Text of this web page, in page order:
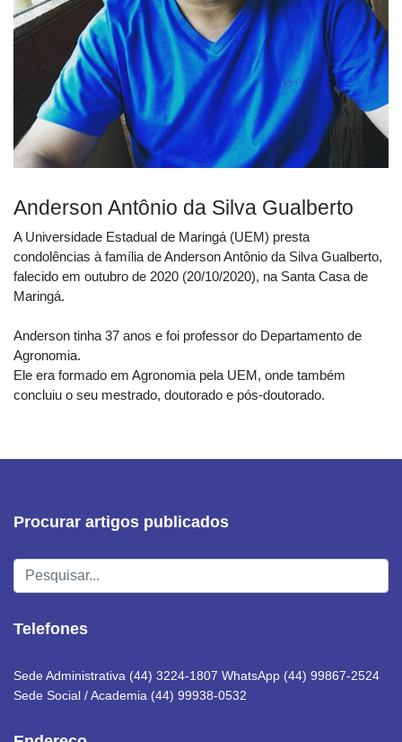
Anderson Antônio da Silva Gualberto
A Universidade Estadual de Maringá (UEM) presta
condolências à família de Anderson Antônio da Silva Gualberto,
falecido em outubro de 2020 (20/10/2020), na Santa Casa de
Maringá.
Anderson tinha 37 anos e foi professor do Departamento de
Agronomia.
Ele era formado em Agronomia pela UEM, onde também
concluiu o seu mestrado, doutorado e pós-doutorado.
Procurar artigos publicados
Pesquisar...
Telefones
Sede Administrativa (44) 3224-1807 WhatsApp (44) 99867-2524
Sede Social / Academia (44) 99938-0532